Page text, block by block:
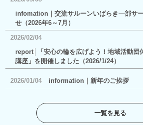
infomation｜交流サルーンいばらき一部サ
せ（2026年6～7月）
2026/02/04
report│「安心の輪を広げよう！地域活動団
講座」を開催しました（2026/1/24）
2026/01/04 information｜新年のご挨拶
一覧を見る